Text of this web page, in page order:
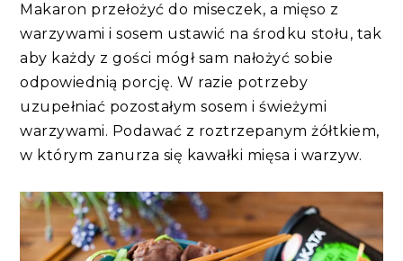
Makaron przełożyć do miseczek, a mięso z
warzywami i sosem ustawić na środku stołu, tak
aby każdy z gości mógł sam nałożyć sobie
odpowiednią porcję. W razie potrzeby
uzupełniać pozostałym sosem i świeżymi
warzywami. Podawać z roztrzepanym żółtkiem,
w którym zanurza się kawałki mięsa i warzyw.